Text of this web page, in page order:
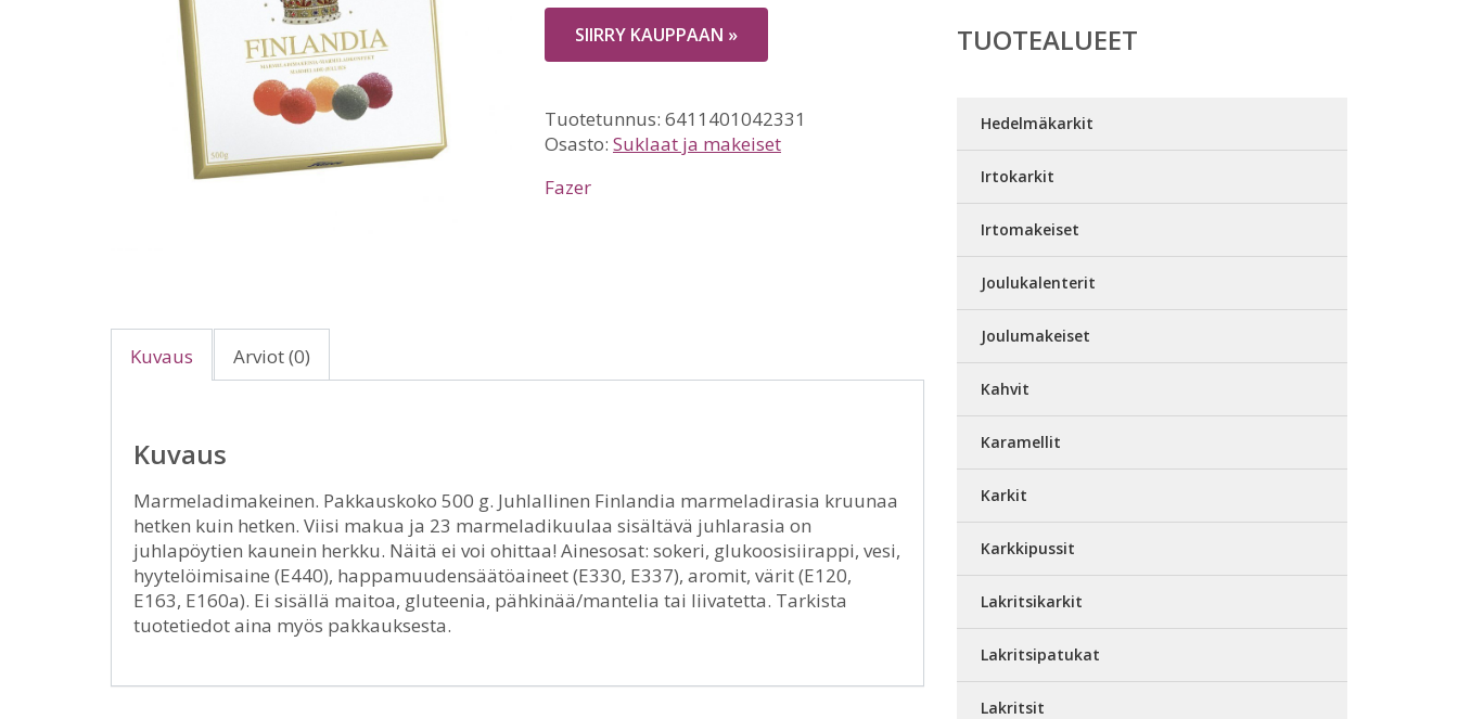
SIIRRY KAUPPAAN »
Tuotetunnus: 6411401042331
Osasto: Suklaat ja makeiset
Fazer
Kuvaus Arviot (0)
Kuvaus
Marmeladimakeinen. Pakkauskoko 500 g. Juhlallinen Finlandia marmeladirasia kruunaa
hetken kuin hetken. Viisi makua ja 23 marmeladikuulaa sisältävä juhlarasia on
juhlapöytien kaunein herkku. Näitä ei voi ohittaa! Ainesosat: sokeri, glukoosisiirappi, vesi,
hyytelöimisaine (E440), happamuudensäätöaineet (E330, E337), aromit, värit (E120,
E163, E160a). Ei sisällä maitoa, gluteenia, pähkinää/mantelia tai liivatetta. Tarkista
tuotetiedot aina myös pakkauksesta.
TUOTEALUEET
Hedelmäkarkit
Irtokarkit
Irtomakeiset
Joulukalenterit
Joulumakeiset
Kahvit
Karamellit
Karkit
Karkkipussit
Lakritsikarkit
Lakritsipatukat
Lakritsit